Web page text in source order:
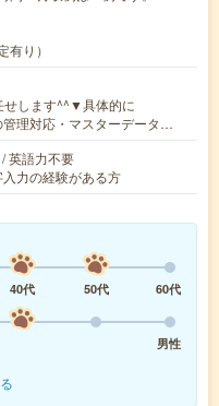
り）
せします^^▼具体的に
理対応・マスターデータ…
英語力不要
力の経験がある方
40代 50代
60代
男性